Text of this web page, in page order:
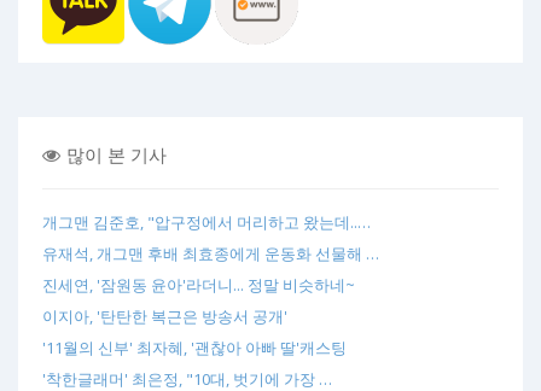
많이 본 기사
개그맨 김준호, "압구정에서 머리하고 왔는데..…
유재석, 개그맨 후배 최효종에게 운동화 선물해 …
진세연, '잠원동 윤아'라더니... 정말 비슷하네~
이지아, '탄탄한 복근은 방송서 공개'
'11월의 신부' 최자혜, '괜찮아 아빠 딸'캐스팅
'착한글래머' 최은정, "10대, 벗기에 가장 …